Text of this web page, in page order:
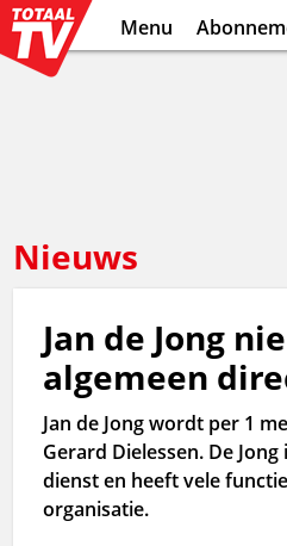
Menu
Nieuws
Jan de Jong
algemeen
Jan de Jong wordt per 1
Gerard Dielessen. De
dienst en heeft vele
organisatie.